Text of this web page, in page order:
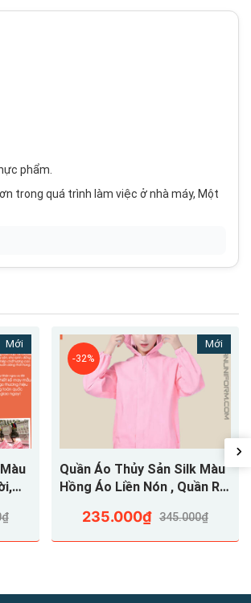
phẩm.
trong quá trình làm việc ở nhà máy, Một
Mới
Mới
-32%
Quần Áo Thủy Sản Silk Màu
Hồng Áo Liền Nón , Quần Rời
235.000₫ 345.000₫